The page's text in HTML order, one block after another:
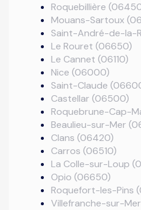
Roquebillière
Mouans-Sartoux
Saint-André-de-la-
Le Rouret (06650)
Le Cannet (06110)
Nice (06000)
Saint-Claude
Castellar (06500)
Roquebrune-Cap-
Beaulieu-sur-Mer
Clans (06420)
Carros (06510)
La Colle-sur-Loup
Opio (06650)
Roquefort-les-Pins
Villefranche-sur-